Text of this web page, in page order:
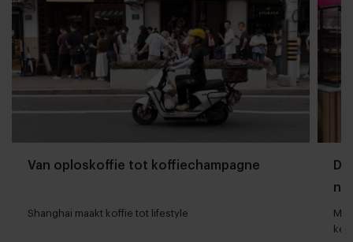
Van oploskoffie tot koffiechampagne
Shanghai maakt koffie tot lifestyle